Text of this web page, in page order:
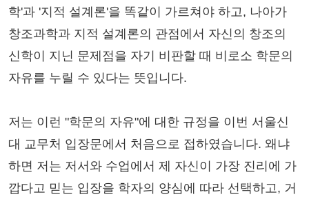
학'과 '지적 설계론'을 똑같이 가르쳐야 하고, 나아가
창조과학과 지적 설계론의 관점에서 자신의 창조의
신학이 지닌 문제점을 자기 비판할 때 비로소 학문의
자유를 누릴 수 있다는 뜻입니다.
저는 이런 "학문의 자유"에 대한 규정을 이번 서울신
대 교무처 입장문에서 처음으로 접하였습니다. 왜냐
하면 저는 저서와 수업에서 제 자신이 가장 진리에 가
깝다고 믿는 입장을 학자의 양심에 따라 선택하고, 거